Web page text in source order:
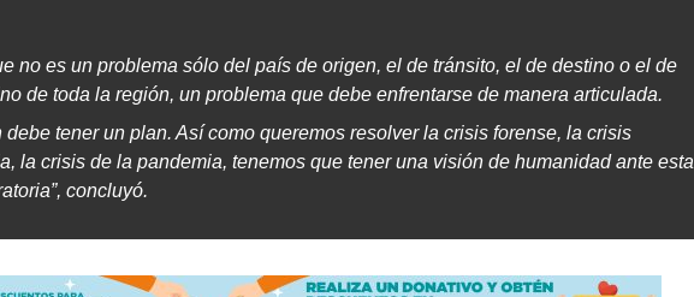
no es un problema sólo del país de origen, el de tránsito, el de destino o el de
de toda la región, un problema que debe enfrentarse de manera articulada.
debe tener un plan. Así como queremos resolver la crisis forense, la crisis
la crisis de la pandemia, tenemos que tener una visión de humanidad ante esta
concluyó.